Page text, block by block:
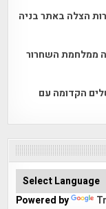
התגלו בחפירות הצלה באתר בניה
ממלחמת השחרור
הקדומה עם
Powered by